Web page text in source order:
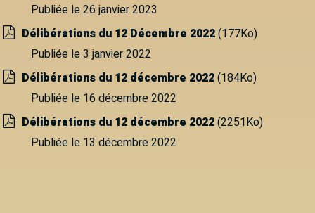
Publiée le 26 janvier 2023
Délibérations du 12 Décembre 2022(177Ko)
Publiée le 3 janvier 2022
Délibérations du 12 décembre 2022(184Ko)
Publiée le 16 décembre 2022
Délibérations du 12 décembre 2022(2251Ko)
Publiée le 13 décembre 2022